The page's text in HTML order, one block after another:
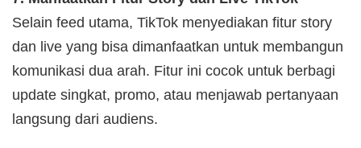
Selain feed utama, TikTok menyediakan fitur story
dan live yang bisa dimanfaatkan untuk membangun
komunikasi dua arah. Fitur ini cocok untuk berbagi
update singkat, promo, atau menjawab pertanyaan
langsung dari audiens.